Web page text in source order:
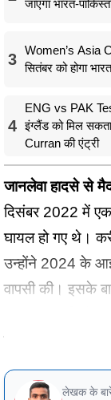
जाएगा भारत-
3
Women’s Asia
सितंबर को होगा
4
ENG vs PAK
इंग्लैंड को मिल
Curran की एंट्री
जानलेवा हादसे से
दिसंबर 2022 में
घायल हो गए थे।
उन्होंने 2024 के
वापसी की। इसके
भूमिका निभाई और
लेखक के